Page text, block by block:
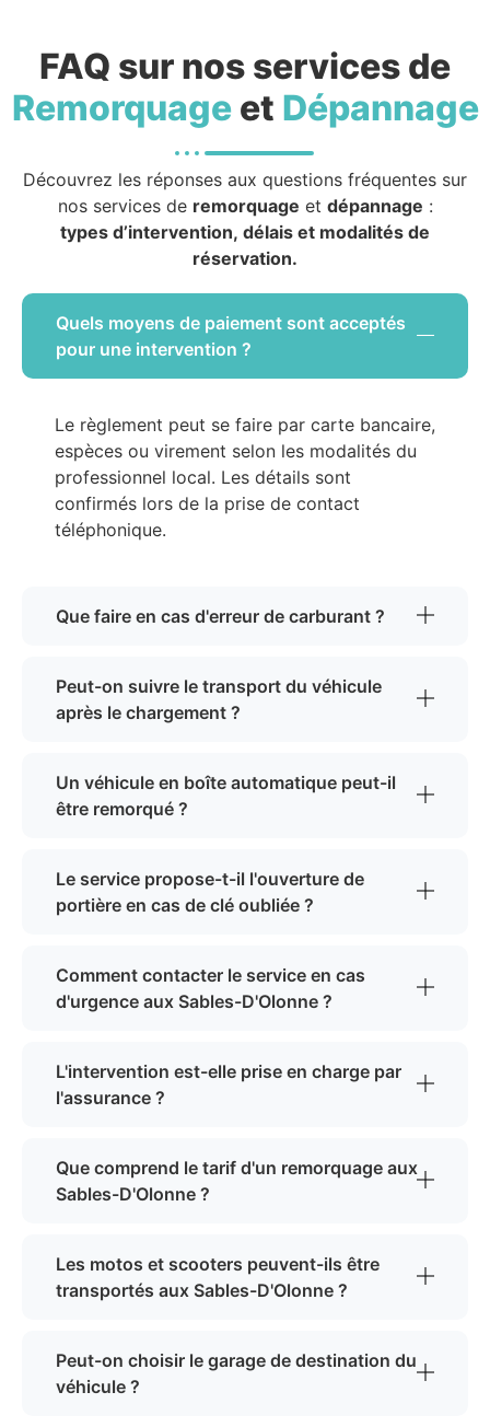
FAQ sur nos services de
Remorquageet Dépannage
Découvrez les réponses aux questions fréquentes sur
nos services de remorquage et dépannage :
types d’intervention, délais et modalités de
réservation.
Quels moyens de paiement sont acceptés
pour une intervention ?
Le règlement peut se faire par carte bancaire,
espèces ou virement selon les modalités du
professionnel local. Les détails sont
confirmés lors de la prise de contact
téléphonique.
Que faire en cas d'erreur de carburant ?
Peut-on suivre le transport du véhicule
après le chargement ?
Un véhicule en boîte automatique peut-il
être remorqué ?
Le service propose-t-il l'ouverture de
portière en cas de clé oubliée ?
Comment contacter le service en cas
d'urgence aux Sables-D'Olonne ?
L'intervention est-elle prise en charge par
l'assurance ?
Que comprend le tarif d'un remorquage aux
Sables-D'Olonne ?
Les motos et scooters peuvent-ils être
transportés aux Sables-D'Olonne ?
Peut-on choisir le garage de destination du
véhicule ?